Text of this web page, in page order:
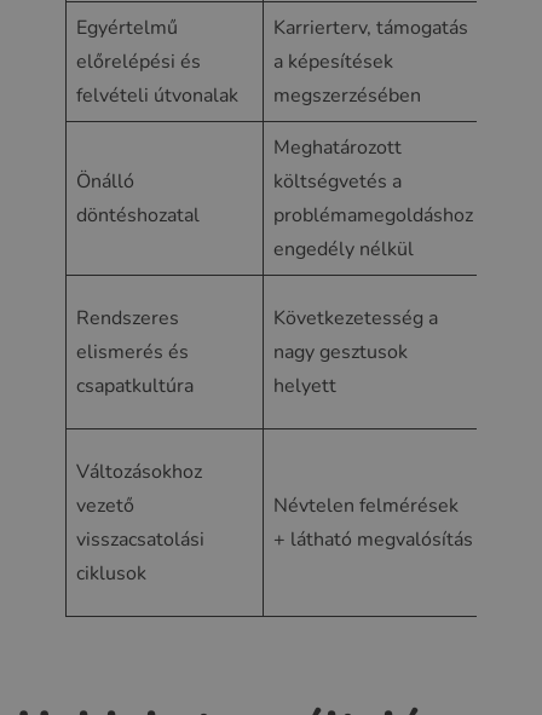
Egyértelmű
előrelépési és
felvételi útvonalak
Karrierterv, támogatás
a képesítések
megszerzésében
Önálló
döntéshozatal
Meghatározott
költségvetés a
problémamegoldáshoz
engedély nélkül
Rendszeres
elismerés és
csapatkultúra
Következetesség a
nagy gesztusok
helyett
Változásokhoz
vezető
visszacsatolási
ciklusok
Névtelen felmérések
+ látható megvalósítás